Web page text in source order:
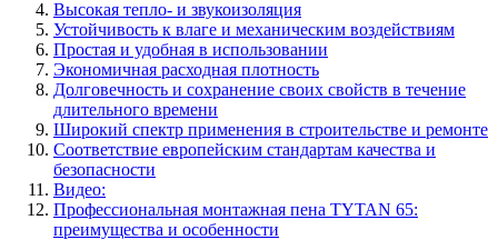
Высокая тепло- и звукоизоляция
Устойчивость к влаге и механическим воздействиям
Простая и удобная в использовании
Экономичная расходная плотность
Долговечность и сохранение своих свойств в течение
длительного времени
Широкий спектр применения в строительстве и ремонте
Соответствие европейским стандартам качества и
безопасности
Видео:
Профессиональная монтажная пена TYTAN 65:
преимущества и особенности